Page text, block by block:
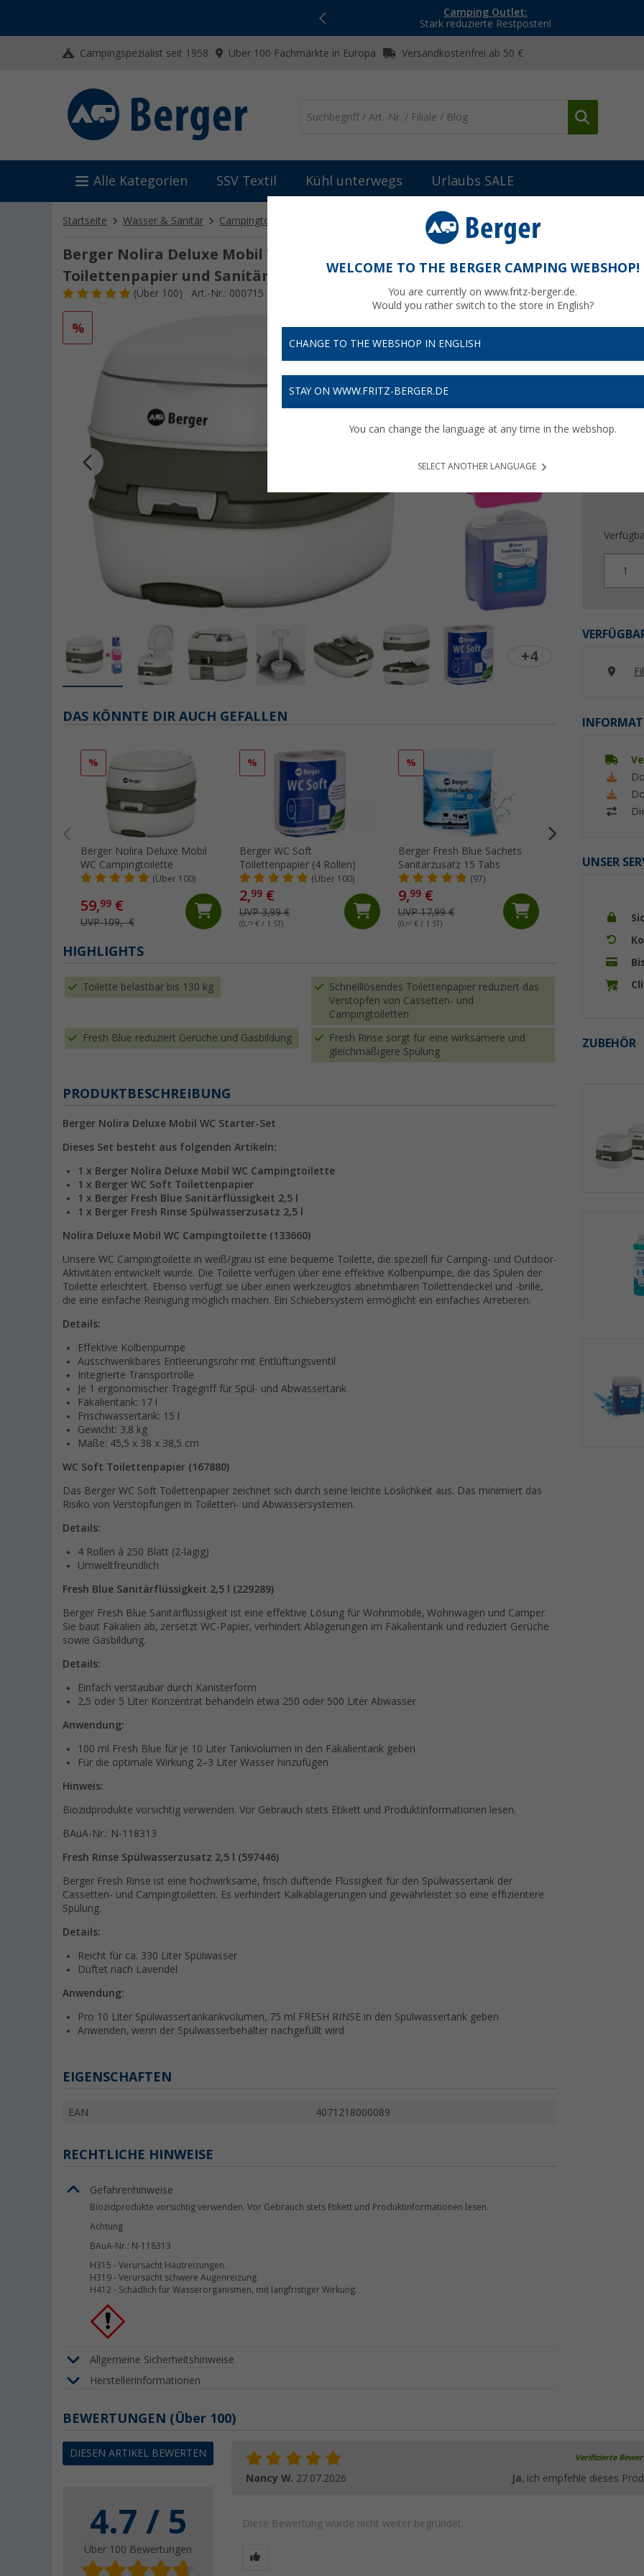
Camping Outlet:
Stark reduzierte Restposten!
Campingspezialist seit 1958 Über 100 Fachmärkte in Europa Versandkostenfrei ab 50 €
Alle Kategorien SSV Textil Kühl unterwegs Urlaubs SALE
Startseite Wasser & Sanitär Campingtoiletten Berger Nolira Deluxe Mobil WC Starter-Set mit
Berger Nolira Deluxe Mobil WC Starter-Set mit Campingtoilette,
Toilettenpapier und Sanitärflüssigkeiten
(Über100) Art.-Nr.: 000715
+4
% UVP135,-
Preise inkl.
Bis zu
1
UNSER
ZUBEHÖR
DAS KÖNNTE DIR AUCH GEFALLEN
%
Berger Nolira Deluxe Mobil
WC Campingtoilette
(Über 100)
59,99 €
UVP 109,- €
%
Berger WC Soft
Toilettenpapier (4 Rollen)
(Über 100)
2,99 €
UVP 3,99 €
(0,75 € / 1 ST)
%
Berger Fresh Blue Sachets
Sanitärzusatz 15 Tabs
(97)
9,99 €
UVP 17,99 €
(0,67 € / 1 ST)
Sachets
UVP 19,95 €
HIGHLIGHTS
Toilette belastbar bis 130 kg
Schnelllösendes Toilettenpapier reduziert das
Verstopfen von Cassetten- und
Campingtoiletten
Fresh Blue reduziert Gerüche und Gasbildung
Fresh Rinse sorgt für eine wirksamere und
gleichmäßigere Spülung
PRODUKTBESCHREIBUNG
Berger Nolira Deluxe Mobil WC Starter-Set
Dieses Set besteht aus folgenden Artikeln:
1 x Berger Nolira Deluxe Mobil WC Campingtoilette
1 x Berger WC Soft Toilettenpapier
1 x Berger Fresh Blue Sanitärflüssigkeit 2,5 l
1 x Berger Fresh Rinse Spülwasserzusatz 2,5 l
Nolira Deluxe Mobil WC Campingtoilette (133660)
Unsere WC Campingtoilette in weiß/grau ist eine bequeme Toilette, die speziell für Camping- und Outdoor-
Aktivitäten entwickelt wurde. Die Toilette verfügen über eine effektive Kolbenpumpe, die das Spülen der
Toilette erleichtert. Ebenso verfügt sie über einen werkzeuglos abnehmbaren Toilettendeckel und -brille,
die eine einfache Reinigung möglich machen. Ein Schiebersystem ermöglicht ein einfaches Arretieren.
Details:
Effektive Kolbenpumpe
Ausschwenkbares Entleerungsrohr mit Entlüftungsventil
Integrierte Transportrolle
Je 1 ergonomischer Tragegriff für Spül- und Abwassertank
Fäkalientank: 17 l
Frischwassertank: 15 l
Gewicht: 3,8 kg
Maße: 45,5 x 38 x 38,5 cm
WC Soft Toilettenpapier (167880)
Das Berger WC Soft Toilettenpapier zeichnet sich durch seine leichte Löslichkeit aus. Das minimiert das
Risiko von Verstopfungen in Toiletten- und Abwassersystemen.
Details:
4 Rollen á 250 Blatt (2-lagig)
Umweltfreundlich
Fresh Blue Sanitärflüssigkeit 2,5 l (229289)
Berger Fresh Blue Sanitärflüssigkeit ist eine effektive Lösung für Wohnmobile, Wohnwagen und Camper.
Sie baut Fäkalien ab, zersetzt WC-Papier, verhindert Ablagerungen im Fäkalientank und reduziert Gerüche
sowie Gasbildung.
Details:
Einfach verstaubar durch Kanisterform
2,5 oder 5 Liter Konzentrat behandeln etwa 250 oder 500 Liter Abwasser
Anwendung:
100 ml Fresh Blue für je 10 Liter Tankvolumen in den Fäkalientank geben
Für die optimale Wirkung 2–3 Liter Wasser hinzufügen
Hinweis:
Biozidprodukte vorsichtig verwenden. Vor Gebrauch stets Etikett und Produktinformationen lesen.
BAuA-Nr.: N-118313
Fresh Rinse Spülwasserzusatz 2,5 l (597446)
Berger Fresh Rinse ist eine hochwirksame, frisch duftende Flüssigkeit für den Spülwassertank der
Cassetten- und Campingtoiletten. Es verhindert Kalkablagerungen und gewährleistet so eine effizientere
Spülung.
Details:
Reicht für ca. 330 Liter Spülwasser
Duftet nach Lavendel
Anwendung:
Pro 10 Liter Spülwassertankankvolumen, 75 ml FRESH RINSE in den Spülwassertank geben
Anwenden, wenn der Spülwasserbehälter nachgefüllt wird
EIGENSCHAFTEN
EAN 4071218000089
RECHTLICHE HINWEISE
Gefahrenhinweise
Biozidprodukte vorsichtig verwenden. Vor Gebrauch stets Etikett und Produktinformationen lesen.
Achtung
BAuA-Nr.: N-118313
H315 - Verursacht Hautreizungen.
H319 - Verursacht schwere Augenreizung.
H412 - Schädlich für Wasserorganismen, mit langfristiger Wirkung.
Allgemeine Sicherheitshinweise
Herstellerinformationen
BEWERTUNGEN (Über 100)
DIESEN ARTIKEL BEWERTEN
4.7 / 5
Über 100 Bewertungen
Verifizierte
Nancy W. 27.07.2026 Ja, ich empfehle dieses
Diese Bewertung wurde nicht weiter begründet.
WELCOME TO THE BERGER CAMPING WEBSHOP!
You are currently on www.fritz-berger.de.
Would you rather switch to the store in English?
CHANGE TO THE WEBSHOP IN ENGLISH
STAY ON WWW.FRITZ-BERGER.DE
You can change the language at any time in the webshop.
SELECT ANOTHER LANGUAGE